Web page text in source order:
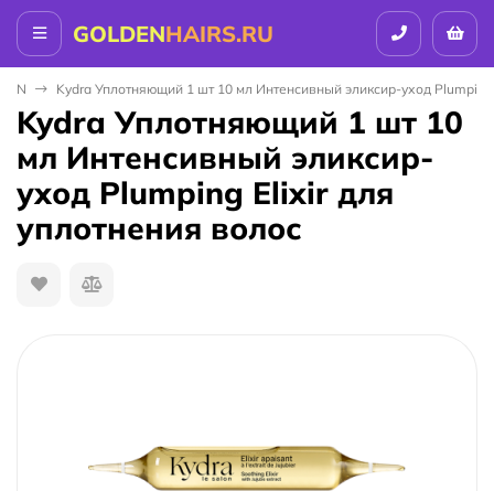
GOLDENHAIRS.RU
Kydra Уплотняющий 1 шт 10 мл Интенсивный эликсир-уход
Kydra Уплотняющий 1 шт 10
мл Интенсивный эликсир-
уход Plumping Elixir для
уплотнения волос